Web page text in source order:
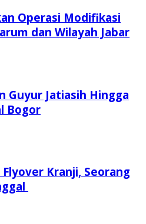
Operasi Modifikasi
dan Wilayah Jabar
Guyur Jatiasih Hingga
Bogor
Kranji, Seorang